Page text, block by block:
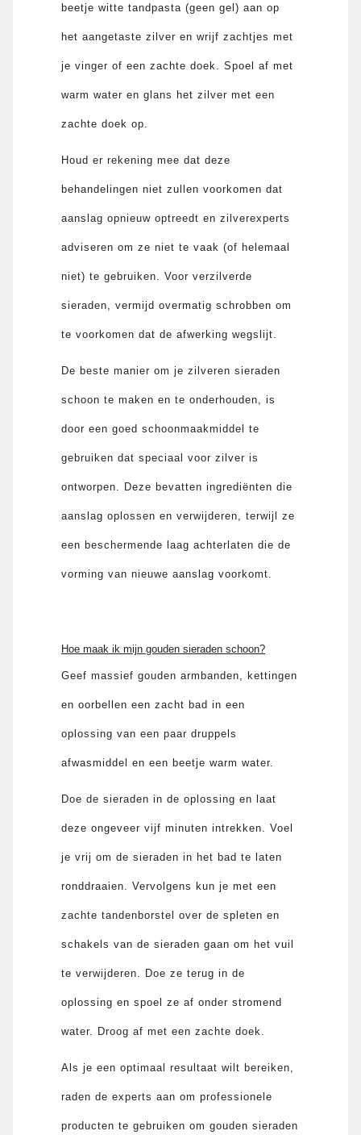
beetje witte tandpasta (geen gel) aan op
het aangetaste zilver en wrijf zachtjes met
je vinger of een zachte doek. Spoel af met
warm water en glans het zilver met een
zachte doek op.
Houd er rekening mee dat deze
behandelingen niet zullen voorkomen dat
aanslag opnieuw optreedt en zilverexperts
adviseren om ze niet te vaak (of helemaal
niet) te gebruiken. Voor verzilverde
sieraden, vermijd overmatig schrobben om
te voorkomen dat de afwerking wegslijt.
De beste manier om je zilveren sieraden
schoon te maken en te onderhouden, is
door een goed schoonmaakmiddel te
gebruiken dat speciaal voor zilver is
ontworpen. Deze bevatten ingrediënten die
aanslag oplossen en verwijderen, terwijl ze
een beschermende laag achterlaten die de
vorming van nieuwe aanslag voorkomt.
Hoe maak ik mijn gouden sieraden schoon?
Geef massief gouden armbanden, kettingen
en oorbellen een zacht bad in een
oplossing van een paar druppels
afwasmiddel en een beetje warm water.
Doe de sieraden in de oplossing en laat
deze ongeveer vijf minuten intrekken. Voel
je vrij om de sieraden in het bad te laten
ronddraaien. Vervolgens kun je met een
zachte tandenborstel over de spleten en
schakels van de sieraden gaan om het vuil
te verwijderen. Doe ze terug in de
oplossing en spoel ze af onder stromend
water. Droog af met een zachte doek.
Als je een optimaal resultaat wilt bereiken,
raden de experts aan om professionele
producten te gebruiken om gouden sieraden